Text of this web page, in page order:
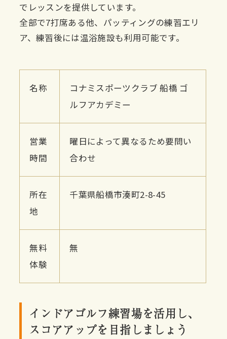
でレッスンを提供しています。
全部で7打席ある他、パッティングの練習エリ
ア、練習後には温浴施設も利用可能です。
名称
コナミスポーツクラブ 船橋 ゴ
ルフアカデミー
営業
時間
曜日によって異なるため要問い
合わせ
所在
地
千葉県船橋市湊町2-8-45
無料
体験
無
インドアゴルフ練習場を活用し、
スコアアップを目指しましょう